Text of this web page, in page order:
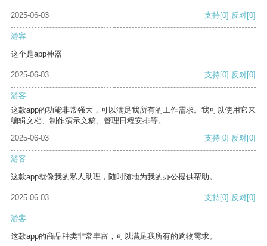
2025-06-03 支持[0] 反对[0]
游客
这个是app神器
2025-06-03 支持[0] 反对[0]
游客
这款app的功能非常强大，可以满足我所有的工作需求。我可以使用它来
编辑文档、制作演示文稿、管理日程安排等。
2025-06-03
支持[0] 反对[0]
游客
这款app就像我的私人助理，随时随地为我的办公提供帮助。
2025-06-03 支持[0] 反对[0]
游客
这款app的商品种类非常丰富，可以满足我所有的购物需求。